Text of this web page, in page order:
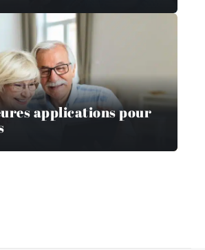
applications pour